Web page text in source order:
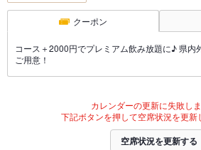
クーポン
コース＋2000円でプレミアム飲み放題に♪ 県内
ご用意！
カレンダーの更新に失敗しま
下記ボタンを押して空席状況を更新
空席状況を更新する